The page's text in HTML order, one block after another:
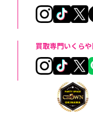
買取専門いくら